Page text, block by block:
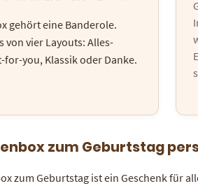
gehört eine Banderole.
von vier Layouts: Alles-
for-you, Klassik oder Danke.
zum Geburtstag
zum Geburtstag ist ein Geschenk für